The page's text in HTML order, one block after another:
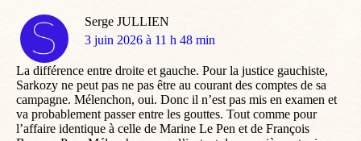
Serge JULLIEN
dit
3 juin 2026 à 11 h 48 min
La différence entre droite et gauche. Pour la justice gauchiste,
Sarkozy ne peut pas ne pas être au courant des comptes de sa
campagne. Mélenchon, oui. Donc il n’est pas mis en examen et
va probablement passer entre les gouttes. Tout comme pour
l’affaire identique à celle de Marine Le Pen et de François